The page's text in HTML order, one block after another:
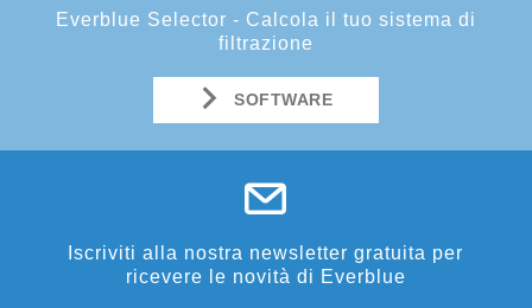
Everblue Selector - Calcola il tuo sistema di
filtrazione
SOFTWARE
Iscriviti alla nostra newsletter gratuita per
ricevere le novità di Everblue